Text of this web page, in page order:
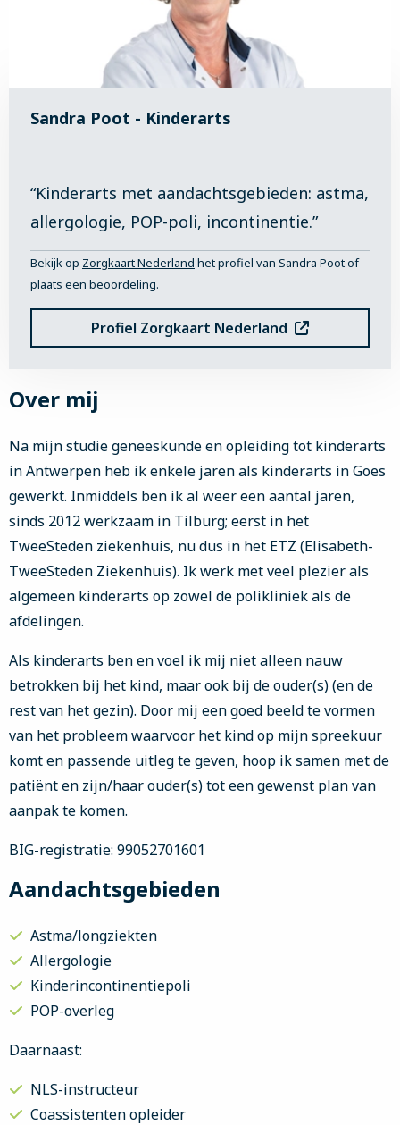
Sandra Poot - Kinderarts
“Kinderarts met aandachtsgebieden: astma,
allergologie, POP-poli, incontinentie.”
Bekijk op Zorgkaart Nederland het profiel van Sandra Poot of
plaats een beoordeling.
Profiel Zorgkaart Nederland
Over mij
Na mijn studie geneeskunde en opleiding tot kinderarts
in Antwerpen heb ik enkele jaren als kinderarts in Goes
gewerkt. Inmiddels ben ik al weer een aantal jaren,
sinds 2012 werkzaam in Tilburg; eerst in het
TweeSteden ziekenhuis, nu dus in het ETZ (Elisabeth-
TweeSteden Ziekenhuis). Ik werk met veel plezier als
algemeen kinderarts op zowel de polikliniek als de
afdelingen.
Als kinderarts ben en voel ik mij niet alleen nauw
betrokken bij het kind, maar ook bij de ouder(s) (en de
rest van het gezin). Door mij een goed beeld te vormen
van het probleem waarvoor het kind op mijn spreekuur
komt en passende uitleg te geven, hoop ik samen met de
patiënt en zijn/haar ouder(s) tot een gewenst plan van
aanpak te komen.
BIG-registratie: 99052701601
Aandachtsgebieden
Astma/longziekten
Allergologie
Kinderincontinentiepoli
POP-overleg
Daarnaast:
NLS-instructeur
Coassistenten opleider